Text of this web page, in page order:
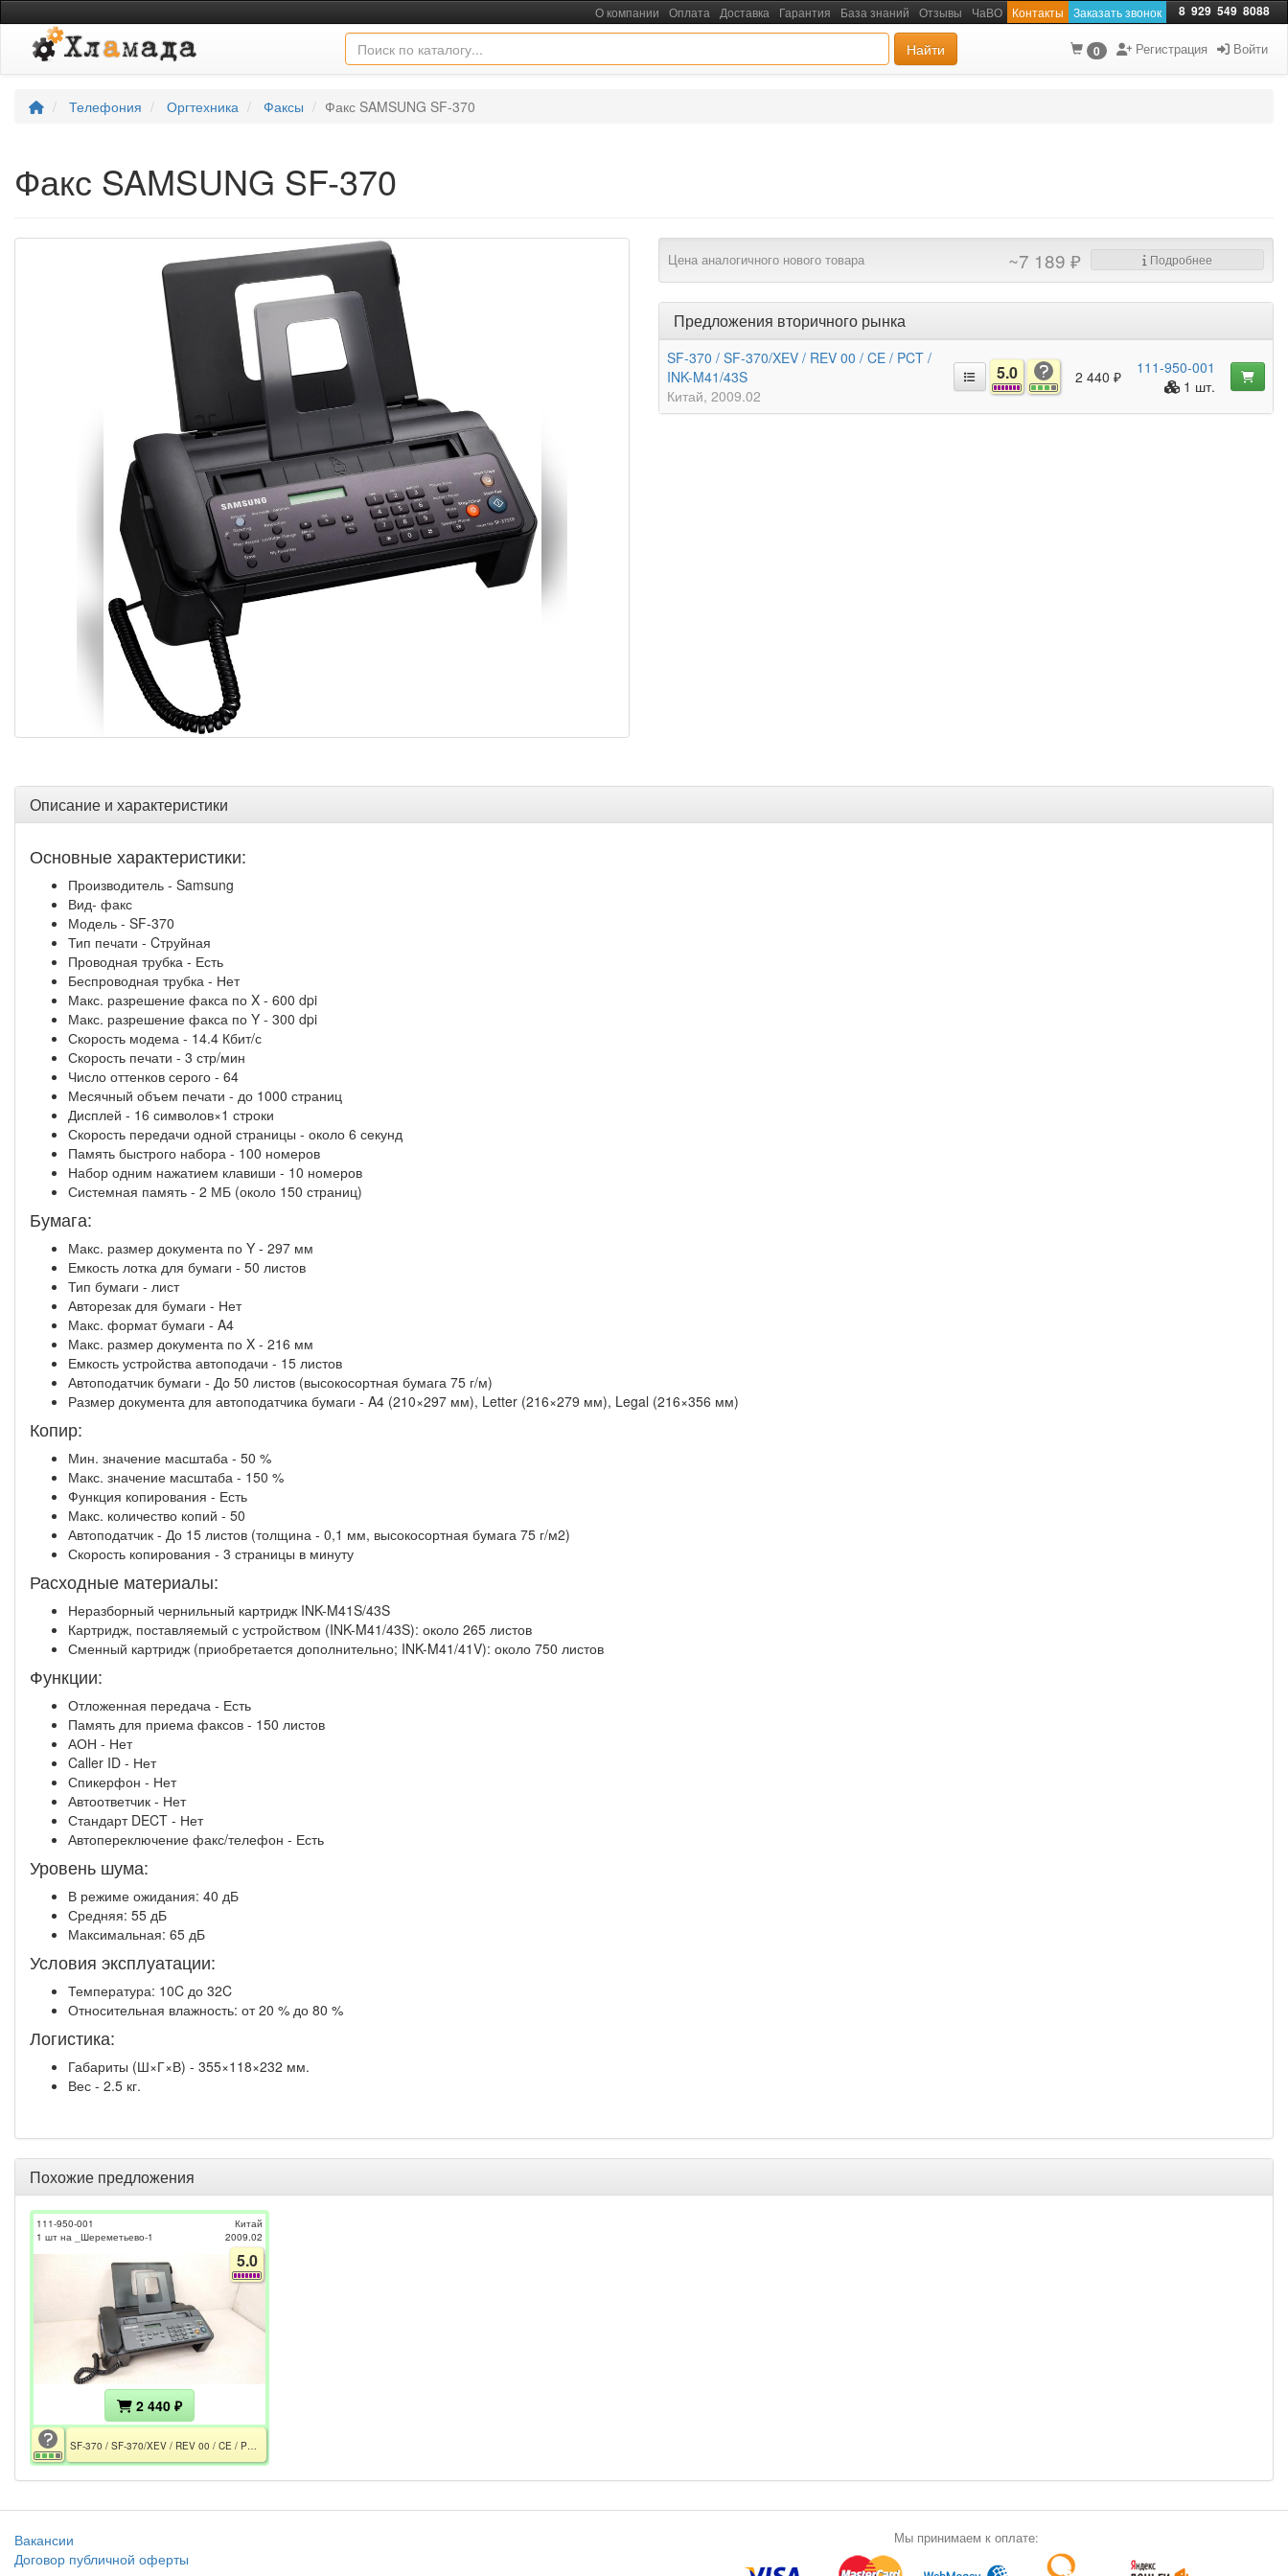
О компании Оплата Доставка Гарантия База знаний Отзывы ЧаВО Контакты Заказать звонок 8 929 549 8088
Найти 0 Регистрация Войти
Телефония Оргтехника Факсы Факс SAMSUNG SF-370
Факс SAMSUNG SF-370
Цена аналогичного нового товара ~7 189 ₽ Подробнее
Предложения вторичного рынка
SF-370 / SF-370/XEV / REV 00 / CE / PCT /
INK-M41/43S
Китай 2009.02
5.0 2 440 ₽
111-950-001
1 шт.
Описание и характеристики
Основные характеристики:
Производитель - Samsung
Вид- факс
Модель - SF-370
Тип печати - Cтруйная
Проводная трубка - Есть
Беспроводная трубка - Нет
Макс. разрешение факса по X - 600 dpi
Макс. разрешение факса по Y - 300 dpi
Скорость модема - 14.4 Кбит/с
Скорость печати - 3 стр/мин
Число оттенков серого - 64
Месячный объем печати - до 1000 страниц
Дисплей - 16 символов×1 строки
Скорость передачи одной страницы - около 6 секунд
Память быстрого набора - 100 номеров
Набор одним нажатием клавиши - 10 номеров
Системная память - 2 МБ (около 150 страниц)
Бумага:
Макс. размер документа по Y - 297 мм
Емкость лотка для бумаги - 50 листов
Тип бумаги - лист
Авторезак для бумаги - Нет
Макс. формат бумаги - A4
Макс. размер документа по X - 216 мм
Емкость устройства автоподачи - 15 листов
Автоподатчик бумаги - До 50 листов (высокосортная бумага 75 г/м)
Размер документа для автоподатчика бумаги - A4 (210×297 мм), Letter (216×279 мм), Legal (216×356 мм)
Копир:
Мин. значение масштаба - 50 %
Макс. значение масштаба - 150 %
Функция копирования - Есть
Макс. количество копий - 50
Автоподатчик - До 15 листов (толщина - 0,1 мм, высокосортная бумага 75 г/м2)
Скорость копирования - 3 страницы в минуту
Расходные материалы:
Неразборный чернильный картридж INK-M41S/43S
Картридж, поставляемый с устройством (INK-M41/43S): около 265 листов
Сменный картридж (приобретается дополнительно; INK-M41/41V): около 750 листов
Функции:
Отложенная передача - Есть
Память для приема факсов - 150 листов
АОН - Нет
Caller ID - Нет
Спикерфон - Нет
Автоответчик - Нет
Стандарт DECT - Нет
Автопереключение факс/телефон - Есть
Уровень шума:
В режиме ожидания: 40 дБ
Средняя: 55 дБ
Максимальная: 65 дБ
Условия эксплуатации:
Температура: 10C до 32C
Относительная влажность: от 20 % до 80 %
Логистика:
Габариты (Ш×Г×В) - 355×118×232 мм.
Вес - 2.5 кг.
Похожие предложения
111-950-001
1 шт на _Шереметьево-1
Китай
2009.02
5.0
2 440 ₽
Вакансии
Договор публичной оферты
Мы принимаем к оплате: